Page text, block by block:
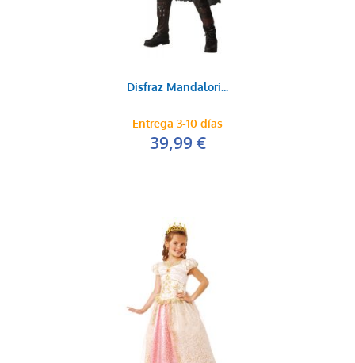
Disfraz Mandalori...
Entrega 3-10 días
39,99 €